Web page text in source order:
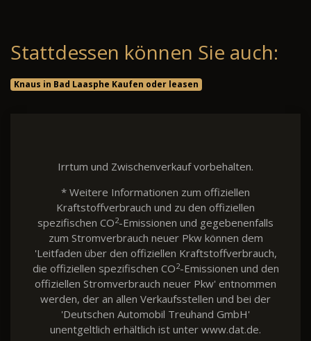
Stattdessen können Sie auch:
Knaus in Bad Laasphe Kaufen oder leasen
Irrtum und Zwischenverkauf vorbehalten.
* Weitere Informationen zum offiziellen
Kraftstoffverbrauch und zu den offiziellen
spezifischen CO2-Emissionen und gegebenenfalls
zum Stromverbrauch neuer Pkw können dem
'Leitfaden über den offiziellen Kraftstoffverbrauch,
die offiziellen spezifischen CO2-Emissionen und den
offiziellen Stromverbrauch neuer Pkw' entnommen
werden, der an allen Verkaufsstellen und bei der
'Deutschen Automobil Treuhand GmbH'
unentgeltlich erhältlich ist unter www.dat.de.